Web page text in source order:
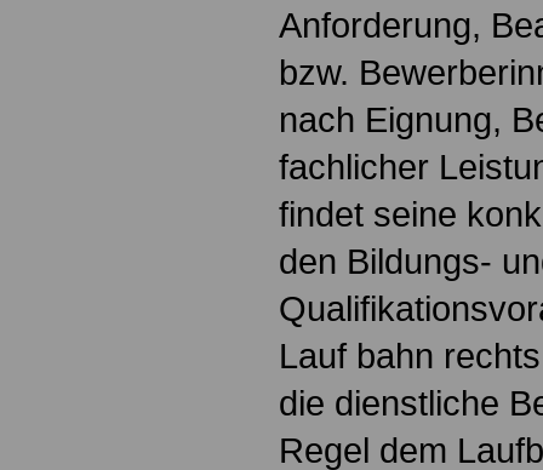
Anforderung,
bzw.
nach Eignung,
fachlicher
findet seine
den Bildungs-
Lauf bahn
die dienstliche
Regel dem